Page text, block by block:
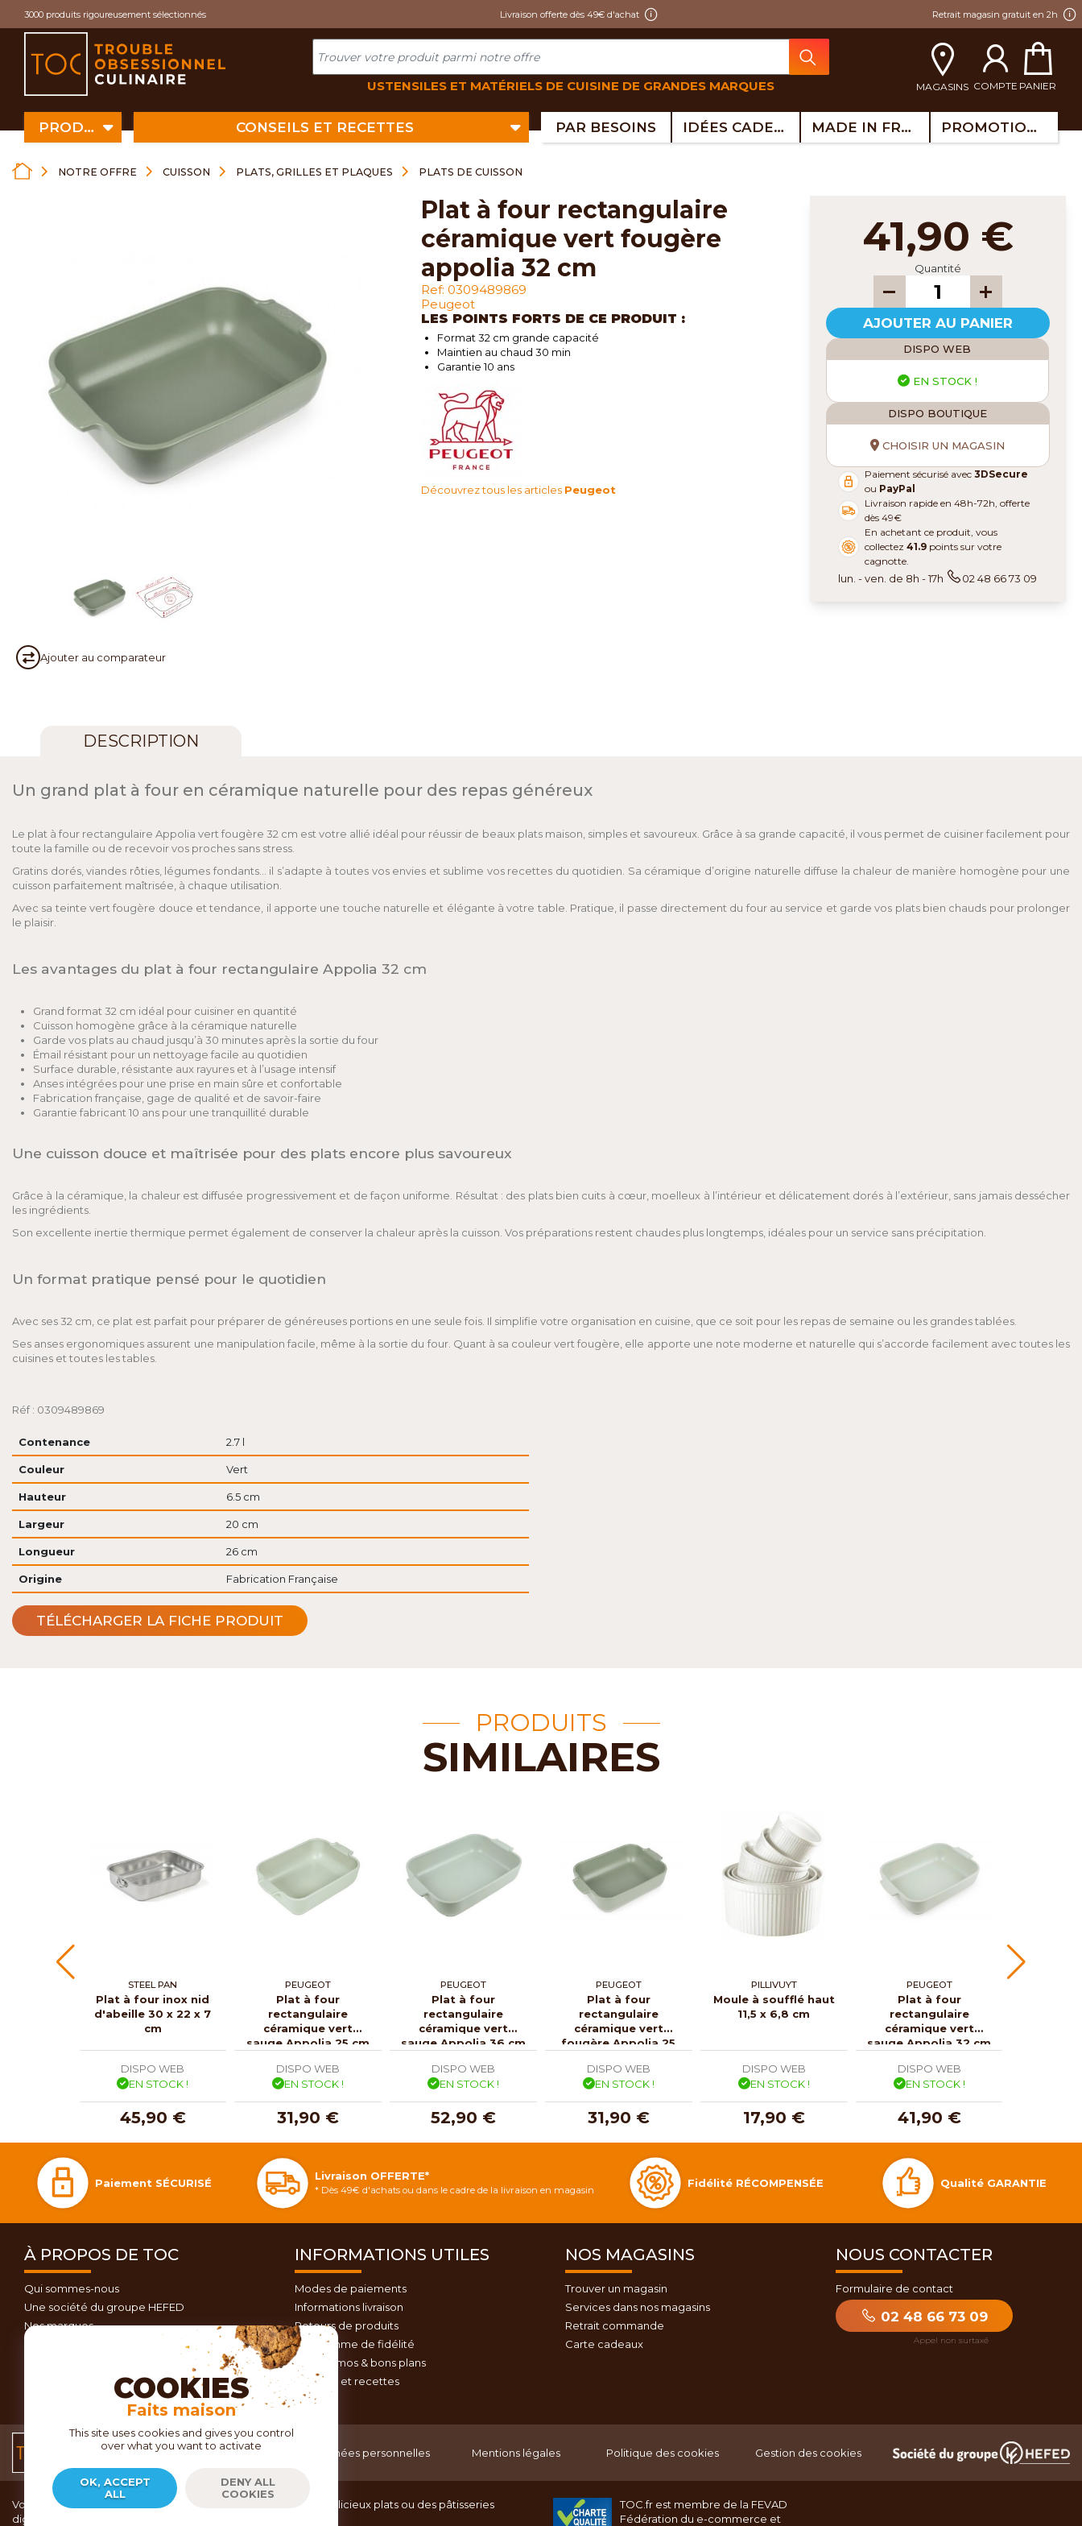
3000 produits rigoureusement sélectionnés Livraison offerte dès 49€ d'achat Retrait magasin gratuit en 2h
USTENSILES ET MATÉRIELS DE CUISINE DE GRANDES MARQUES MAGASINS COMPTE PANIER
PRODUITS CONSEILS ET RECETTES PAR BESOINS IDÉES CADEAUX MADE IN FRANCE PROMOTIONS
NOTRE OFFRE CUISSON PLATS, GRILLES ET PLAQUES PLATS DE CUISSON
Ajouter au comparateur
plat à four rectangulaire
céramique vert fougère
appolia 32 cm
Ref: 0309489869
Peugeot
LES POINTS FORTS DE CE PRODUIT :
Format 32 cm grande capacité
Maintien au chaud 30 min
Garantie 10 ans
Découvrez tous les articles Peugeot
41,90 €
Quantité
AJOUTER AU PANIER
DISPO WEB
EN STOCK !
DISPO BOUTIQUE
CHOISIR UN MAGASIN
Paiement sécurisé avec3DSecure
ou PayPal
Livraison rapide en 48h-72h, offerte
dès 49€
En achetant ce produit, vous
collectez41.9 points sur votre
cagnotte.
lun. - ven. de 8h - 17h 02 48 66 73 09
DESCRIPTION
Un grand plat à four en céramique naturelle pour des repas généreux
Le plat à four rectangulaire Appolia vert fougère 32 cm est votre allié idéal pour réussir de beaux plats maison, simples et savoureux. Grâce à sa grande capacité, il vous permet de cuisiner facilement pour
toute la famille ou de recevoir vos proches sans stress.
Gratins dorés, viandes rôties, légumes fondants… il s’adapte à toutes vos envies et sublime vos recettes du quotidien. Sa céramique d’origine naturelle diffuse la chaleur de manière homogène pour une
cuisson parfaitement maîtrisée, à chaque utilisation.
Avec sa teinte vert fougère douce et tendance, il apporte une touche naturelle et élégante à votre table. Pratique, il passe directement du four au service et garde vos plats bien chauds pour prolonger
le plaisir.
Les avantages du plat à four rectangulaire Appolia 32 cm
Grand format 32 cm idéal pour cuisiner en quantité
Cuisson homogène grâce à la céramique naturelle
Garde vos plats au chaud jusqu’à 30 minutes après la sortie du four
Émail résistant pour un nettoyage facile au quotidien
Surface durable, résistante aux rayures et à l’usage intensif
Anses intégrées pour une prise en main sûre et confortable
Fabrication française, gage de qualité et de savoir-faire
Garantie fabricant 10 ans pour une tranquillité durable
Une cuisson douce et maîtrisée pour des plats encore plus savoureux
Grâce à la céramique, la chaleur est diffusée progressivement et de façon uniforme. Résultat : des plats bien cuits à cœur, moelleux à l’intérieur et délicatement dorés à l’extérieur, sans jamais dessécher
les ingrédients.
Son excellente inertie thermique permet également de conserver la chaleur après la cuisson. Vos préparations restent chaudes plus longtemps, idéales pour un service sans précipitation.
Un format pratique pensé pour le quotidien
Avec ses 32 cm, ce plat est parfait pour préparer de généreuses portions en une seule fois. Il simplifie votre organisation en cuisine, que ce soit pour les repas de semaine ou les grandes tablées.
Ses anses ergonomiques assurent une manipulation facile, même à la sortie du four. Quant à sa couleur vert fougère, elle apporte une note moderne et naturelle qui s’accorde facilement avec toutes les
cuisines et toutes les tables.
Réf : 0309489869
Contenance 2.7 l
Couleur Vert
Hauteur 6.5 cm
Largeur 20 cm
Longueur 26 cm
Origine Fabrication Française
TÉLÉCHARGER LA FICHE PRODUIT
PRODUITS
SIMILAIRES
STEEL PAN
Plat à four inox nid
d'abeille 30 x 22 x 7
cm
DISPO WEB
EN STOCK !
45,90 €
PEUGEOT
Plat à four
rectangulaire
céramique vert
sauge Appolia 25 cm
DISPO WEB
EN STOCK !
31,90 €
PEUGEOT
Plat à four
rectangulaire
céramique vert
sauge Appolia 36 cm
DISPO WEB
EN STOCK !
52,90 €
PEUGEOT
Plat à four
rectangulaire
céramique vert
fougère Appolia 25
DISPO WEB
EN STOCK !
31,90 €
PILLIVUYT
Moule à soufflé haut
11,5 x 6,8 cm
DISPO WEB
EN STOCK !
17,90 €
PEUGEOT
Plat à four
rectangulaire
céramique vert
sauge Appolia 32 cm
DISPO WEB
EN STOCK !
41,90 €
Paiement SÉCURISÉ
Livraison OFFERTE*
* Dès 49€ d'achats ou dans le cadre de la livraison en magasin
Fidélité RÉCOMPENSÉE Qualité GARANTIE
À PROPOS DE TOC
Qui sommes-nous
Une société du groupe HEFED
Nos marques
INFORMATIONS UTILES
Modes de paiements
Informations livraison
Retours de produits
Programme de fidélité
Nos promos & bons plans
Conseils et recettes
NOS MAGASINS
Trouver un magasin
Services dans nos magasins
Retrait commande
Carte cadeaux
NOUS CONTACTER
Formulaire de contact
02 48 66 73 09
Conditions générales
Données personnelles Mentions légales Politique des cookies Gestion des cookies
Vous recherchez du matériel de cuisine pour concocter de délicieux plats ou des pâtisseries
dignes d’un grand chef ?
TOC.fr est membre de la FEVAD
Fédération du e-commerce et
COOKIES
Faits maison
This site uses cookies and gives you control
over what you want to activate
OK, ACCEPT
ALL
DENY ALL
COOKIES